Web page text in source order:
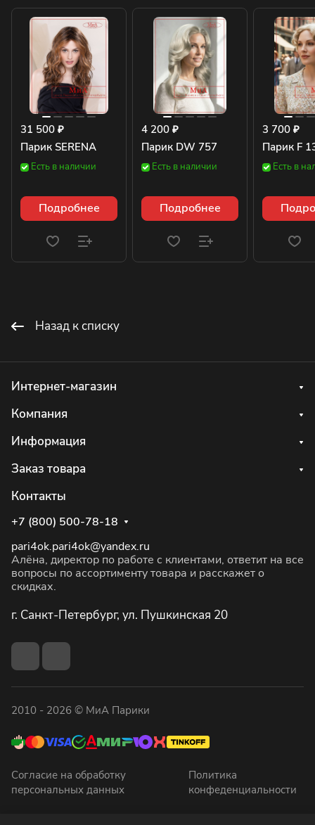
31 500 ₽
Парик SERENA
Есть в наличии
Подробнее
4 200 ₽
Парик DW 757
Есть в наличии
Подробнее
3 700 ₽
Парик F
Есть в
Назад к списку
Интернет-магазин
Компания
Информация
Заказ товара
Контакты
+7 (800) 500-78-18
pari4ok.pari4ok@yandex.ru
Алёна, директор по работе с клиентами, ответит на все
вопросы по ассортименту товара и расскажет о
скидках.
г. Санкт-Петербург, ул. Пушкинская 20
2010 - 2026 © МиА Парики
Согласие на обработку
персональных данных
Политика
конфеденциальности